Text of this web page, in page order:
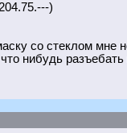
)
со стеклом мне
нибудь